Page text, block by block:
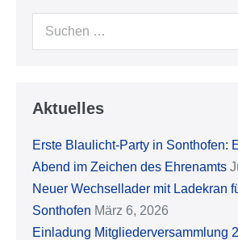
Suche
Aktuelles
Erste Blaulicht-Party in Sonthofen:
Abend im Zeichen des Ehrenamts
Neuer Wechsellader mit Ladekran
Sonthofen März 6, 2026
Einladung Mitgliederversammlung